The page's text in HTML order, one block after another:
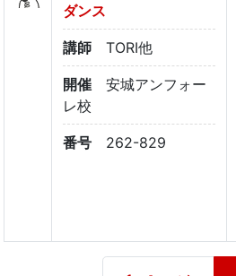
ダンス
講師 TORI他
開催
安城アンフォー
レ校
番号 262-829